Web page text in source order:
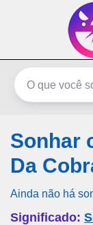
Os sonhos
Sonhar
Da
Ainda não há
Significado: